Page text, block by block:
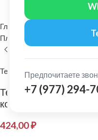
Предпочитаете
+7 (977) 294-
Главная
Пластиковые водосточные
Технониколь
Технониколь:
коричневый
424,00₽